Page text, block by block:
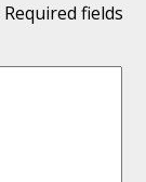
Required fields